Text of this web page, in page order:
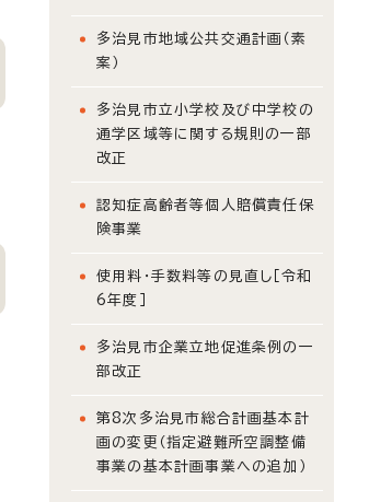
多治見市地域公共交通計画（素
案）
多治見市立小学校及び中学校の
通学区域等に関する規則の一部
改正
認知症高齢者等個人賠償責任保
険事業
使用料・手数料等の見直し［令和
6年度］
多治見市企業立地促進条例の一
部改正
第8次多治見市総合計画基本計
画の変更（指定避難所空調整備
事業の基本計画事業への追加）